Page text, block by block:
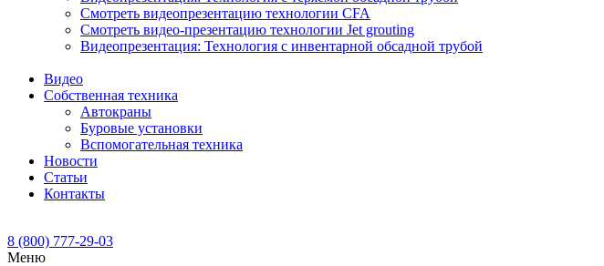
Смотреть видеопрезентацию технологии CFA
Смотреть видео-презентацию технологии Jet grouting
Видеопрезентация: Технология с инвентарной обсадной трубой
Видео
Собственная техника
Автокраны
Буровые установки
Вспомогательная техника
Новости
Статьи
Контакты
8 (800) 777-29-03
Меню